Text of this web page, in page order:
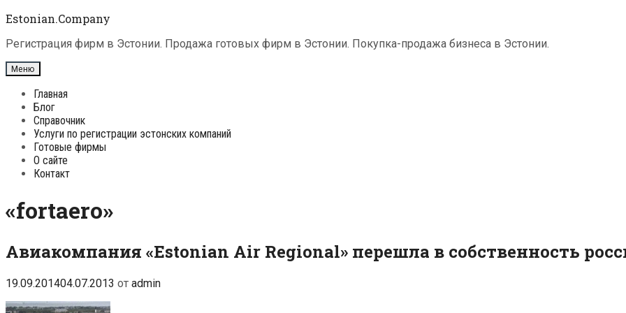
Перейти
содержимому
Estonian.Company
Регистрация фирм в Эстонии. Продажа готовых фирм в Эстонии. Покупка-продажа бизнеса в Эстонии.
Меню
Главная
Блог
Справочник
Услуги по регистрации эстонских компаний
Готовые фирмы
О сайте
Контакт
«fortaero»
Авиакомпания «Estonian Air Regional» перешла в собственность
19.09.201404.07.2013 от admin